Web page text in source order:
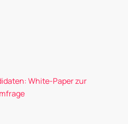
White-Paper zur